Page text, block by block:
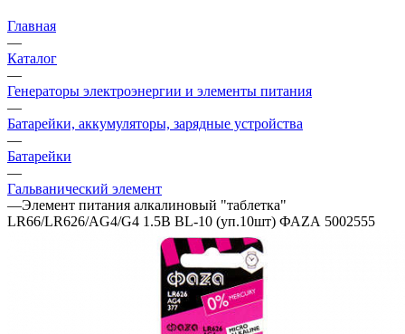
Главная
—
Каталог
—
Генераторы электроэнергии и элементы питания
—
Батарейки, аккумуляторы, зарядные устройства
—
Батарейки
—
Гальванический элемент
—Элемент питания алкалиновый "таблетка"
LR66/LR626/AG4/G4 1.5В BL-10 (уп.10шт) ФАZА 5002555